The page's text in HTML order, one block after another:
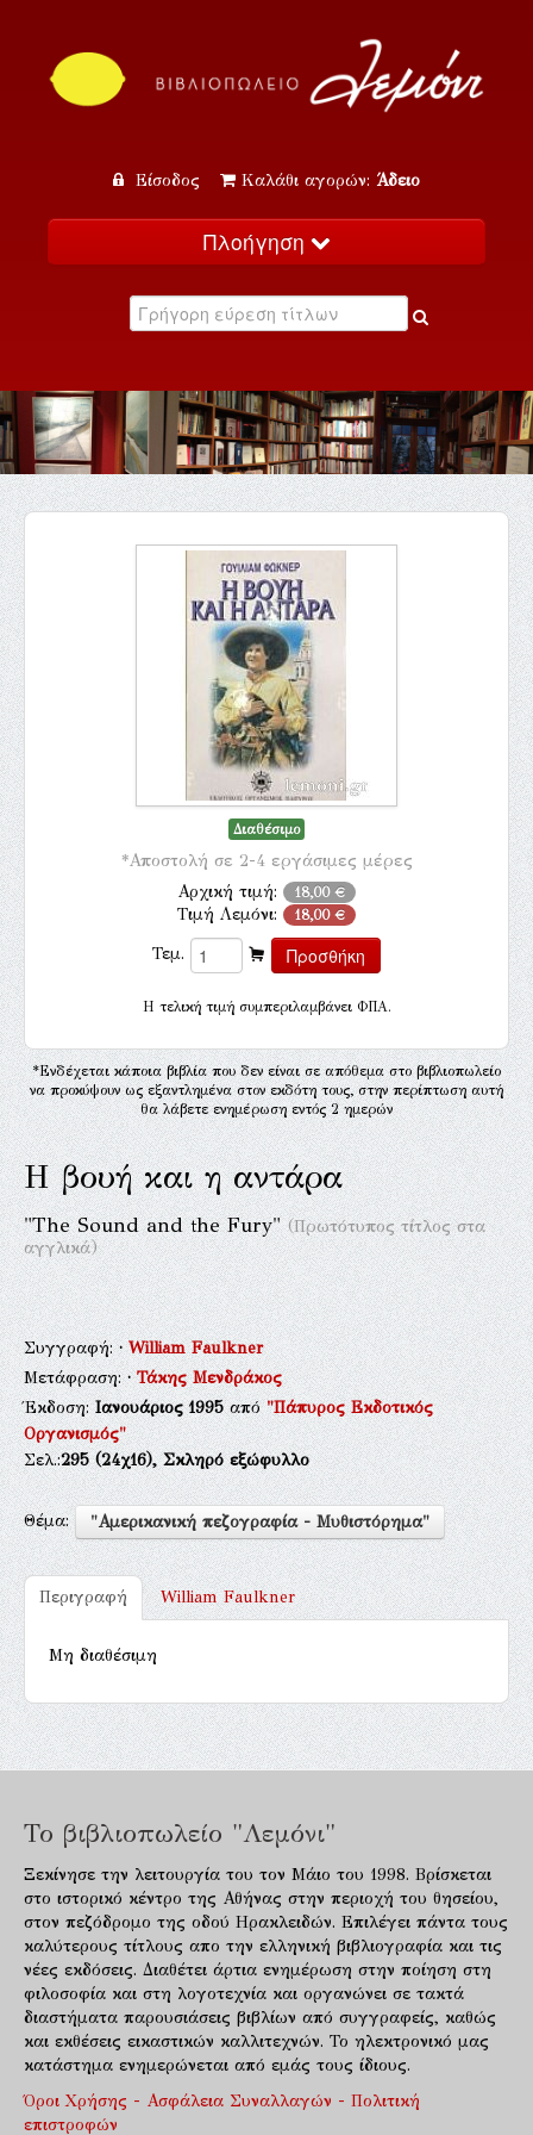
Είσοδος Καλάθι αγορών: Άδειο
Πλοήγηση
Κατάλογος
Εκδηλώσεις
Επικοινωνία
Διαθέσιμο
*Αποστολή σε 2-4 εργάσιμες μέρες
Αρχική τιμή: 18,00 €
Τιμή Λεμόνι: 18,00 €
Τεμ.
H τελική τιμή συμπεριλαμβάνει ΦΠΑ.
*Ενδέχεται κάποια βιβλία που δεν είναι σε απόθεμα στο βιβλιοπωλείο
να προκύψουν ως εξαντλημένα στον εκδότη τους, στην περίπτωση αυτή
θα λάβετε ενημέρωση εντός 2 ημερών
Η βουή και η αντάρα
"The Sound and the Fury"(Πρωτότυπος τίτλος στα
αγγλικά)
Συγγραφή:·William Faulkner
Μετάφραση:·Τάκης Μενδράκος
Έκδοση:Ιανουάριος 1995από"Πάπυρος Εκδοτικός
Οργανισμός"
Σελ.:295(24χ16), Σκληρό εξώφυλλο
Θέμα: "Αμερικανική πεζογραφία - Μυθιστόρημα"
Περιγραφή William Faulkner
Μη διαθέσιμη
Το βιβλιοπωλείο "Λεμόνι"
Ξεκίνησε την λειτουργία του τον Μάιο του 1998. Βρίσκεται
στο ιστορικό κέντρο της Αθήνας στην περιοχή του θησείου,
στον πεζόδρομο της οδού Ηρακλειδών. Επιλέγει πάντα τους
καλύτερους τίτλους απο την ελληνική βιβλιογραφία και τις
νέες εκδόσεις. Διαθέτει άρτια ενημέρωση στην ποίηση στη
φιλοσοφία και στη λογοτεχνία και οργανώνει σε τακτά
διαστήματα παρουσιάσεις βιβλίων από συγγραφείς, καθώς
και εκθέσεις εικαστικών καλλιτεχνών. Το ηλεκτρονικό μας
κατάστημα ενημερώνεται από εμάς τους ίδιους.
Όροι Χρήσης - Ασφάλεια Συναλλαγών - Πολιτική
επιστροφών